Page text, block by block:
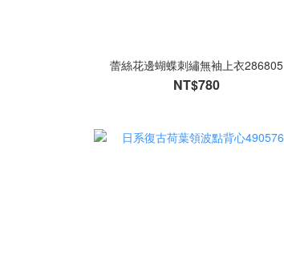
蕾絲花邊蝴蝶刺繡無袖上衣286805
NT$780